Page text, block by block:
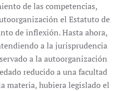
de las competencias,
el Estatuto de
de inflexión. Hasta ahora,
a la jurisprudencia
a la autoorganización
reducido a una facultad
materia, hubiera legislado el